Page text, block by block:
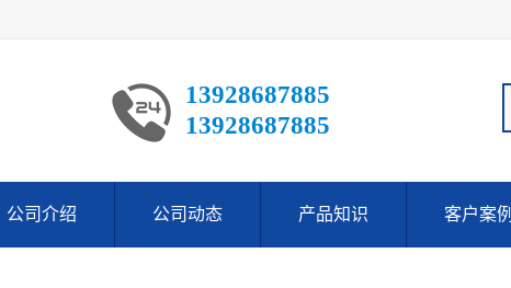
13928687885
13928687885
公司介绍 公司动态 产品知识 客户案例